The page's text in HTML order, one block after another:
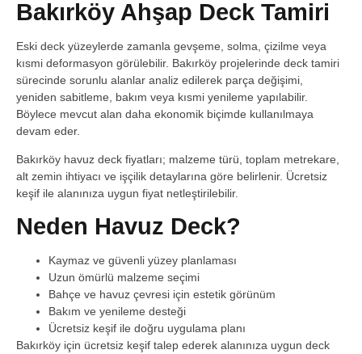
Bakırköy Ahşap Deck Tamiri
Eski deck yüzeylerde zamanla gevşeme, solma, çizilme veya
kısmi deformasyon görülebilir. Bakırköy projelerinde deck tamiri
sürecinde sorunlu alanlar analiz edilerek parça değişimi,
yeniden sabitleme, bakım veya kısmi yenileme yapılabilir.
Böylece mevcut alan daha ekonomik biçimde kullanılmaya
devam eder.
Bakırköy havuz deck fiyatları; malzeme türü, toplam metrekare,
alt zemin ihtiyacı ve işçilik detaylarına göre belirlenir. Ücretsiz
keşif ile alanınıza uygun fiyat netleştirilebilir.
Neden Havuz Deck?
Kaymaz ve güvenli yüzey planlaması
Uzun ömürlü malzeme seçimi
Bahçe ve havuz çevresi için estetik görünüm
Bakım ve yenileme desteği
Ücretsiz keşif ile doğru uygulama planı
Bakırköy için ücretsiz keşif talep ederek alanınıza uygun deck